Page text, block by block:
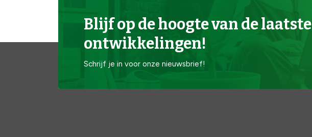
Blijf op de hoogte van de laatste
ontwikkelingen!
Schrijf je in voor onze nieuwsbrief!